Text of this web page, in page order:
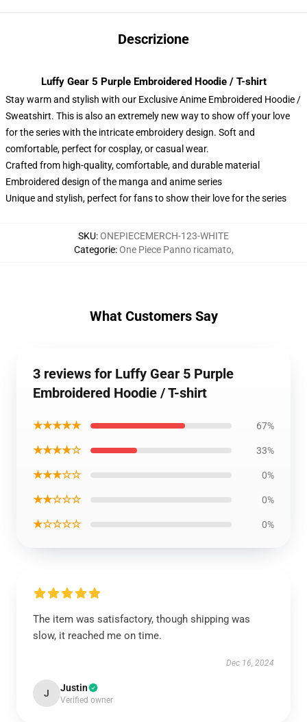
Descrizione
Luffy Gear 5 Purple Embroidered Hoodie / T-shirt
Stay warm and stylish with our Exclusive Anime Embroidered Hoodie /
Sweatshirt. This is also an extremely new way to show off your love
for the series with the intricate embroidery design. Soft and
comfortable, perfect for cosplay, or casual wear.
Crafted from high-quality, comfortable, and durable material
Embroidered design of the manga and anime series
Unique and stylish, perfect for fans to show their love for the series
SKU:ONEPIECEMERCH-123-WHITE
Categorie:One Piece Panno ricamato,
What Customers Say
3 reviews for Luffy Gear 5 Purple
Embroidered Hoodie / T-shirt
★★★★★ 67%
★★★★☆ 33%
★★★☆☆ 0%
★★☆☆☆ 0%
★☆☆☆☆ 0%
The item was satisfactory, though shipping was
slow, it reached me on time.
Dec 16, 2024
J Justin
Verified owner